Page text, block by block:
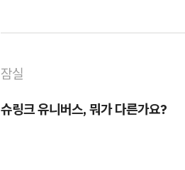
잠실
슈링크 유니버스, 뭐가 다른가요?